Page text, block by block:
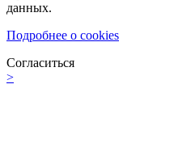
данных.
Подробнее о cookies
Согласиться
>